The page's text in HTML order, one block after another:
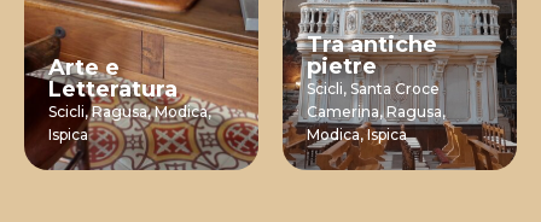
Arte e
Letteratura
Scicli,Ragusa,Modica,
Ispica
Tra antiche
pietre
Scicli, Santa Croce
Camerina,Ragusa,
Modica,Ispica